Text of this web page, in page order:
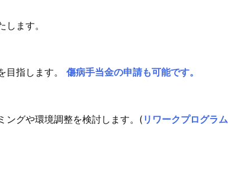
ます。
目指します。 傷病手当金の申請も可能です。
ングや環境調整を検討します。( リワークプログラム